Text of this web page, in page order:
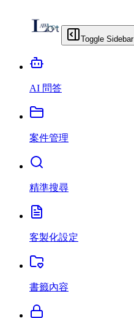
Toggle Sidebar
AI 問答
案件管理
精準搜尋
客製化設定
書籤內容